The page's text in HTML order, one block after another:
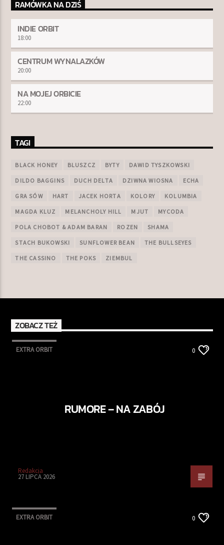
RAMÓWKA NA DZIŚ
INDIE ORBIT
18:00
CENTRUM WYNALAZKÓW
20:00
NA MOJEJ ORBICIE
22:00
TAGI
BLACK HONEY BLUSZCZ BYTY DAWID TYSZKOWSKI
DILDO BAGGINS DUCH DELTA DZIWNA WIOSNA ECHA
GRA SÓW HART JACEK HORTA KOLORY KOLUMBIA
MAGDA KLUZ MELANCHOLY HILL MJUT MYCODA
POLA CHOBOT & ADAM BARAN ROZEN SHAMA
STACH BUKOWSKI SUNFLOWER BEAN THE BULLSEYES
THE CASSINO THE POKS ZIEMBUL
ZOBACZ TEŻ
EXTRA ORBIT 0
RUMORE – NA ZABÓJ
Redakcja
27 LIPCA 2026
EXTRA ORBIT 0